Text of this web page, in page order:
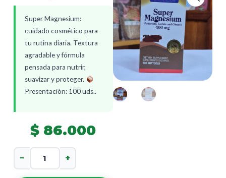
Super Magnesium:
cuidado cosmético para
tu rutina diaria. Textura
agradable y fórmula
pensada para nutrir,
suavizar y proteger.
Presentación: 100 uds..
$ 86.000
Super
Magnesium
cantidad
− +